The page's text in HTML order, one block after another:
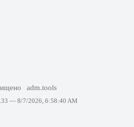
adm.tools
— 8/7/2026, 6:58:40 AM